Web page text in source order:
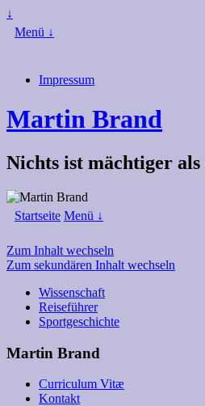
↓
Menü ↓
Impressum
Martin Brand
Nichts ist mächtiger
Startseite Menü ↓
Zum Inhalt wechseln
Zum sekundären Inhalt wechseln
Wissenschaft
Reiseführer
Sportgeschichte
Martin Brand
Curriculum Vitæ
Kontakt